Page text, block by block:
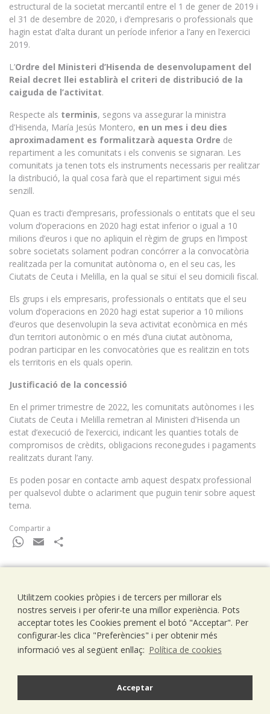
estructural de la societat mercantil entre el 1 de gener de 2019 i
el 31 de desembre de 2020, i d’empresaris o professionals que
hagin estat d’alta durant un període inferior a l’any en l’exercici
2019.
L’Ordre del Ministeri d’Hisenda de desenvolupament del
Reial decret llei establirà el criteri de distribució de la
caiguda de l’activitat.
Respecte als terminis, segons va assegurar la ministra
d’Hisenda, María Jesús Montero, en un mes i deu dies
aproximadament es formalitzarà aquesta Ordre de
repartiment a les comunitats i els convenis se signaran. Les
comunitats ja tenen tots els instruments necessaris per realitzar
la distribució, la qual cosa farà que el repartiment sigui més
senzill.
Quan es tracti d’empresaris, professionals o entitats que el seu
volum d’operacions en 2020 hagi estat inferior o igual a 10
milions d’euros i que no apliquin el règim de grups en l’impost
sobre societats solament podran concórrer a la convocatòria
realitzada per la comunitat autònoma o, en el seu cas, les
Ciutats de Ceuta i Melilla, en la qual se situï el seu domicili fiscal.
Els grups i els empresaris, professionals o entitats que el seu
volum d’operacions en 2020 hagi estat superior a 10 milions
d’euros que desenvolupin la seva activitat econòmica en més
d’un territori autonòmic o en més d’una ciutat autònoma,
podran participar en les convocatòries que es realitzin en tots
els territoris en els quals operin.
Justificació de la concessió
En el primer trimestre de 2022, les comunitats autònomes i les
Ciutats de Ceuta i Melilla remetran al Ministeri d’Hisenda un
estat d’execució de l’exercici, indicant les quanties totals de
compromisos de crèdits, obligacions reconegudes i pagaments
realitzats durant l’any.
Es poden posar en contacte amb aquest despatx professional
per qualsevol dubte o aclariment que puguin tenir sobre aquest
tema.
Compartir a
WhatsApp
Email
Ramells Ramoneda
Assessors - Consultors
C/ Balmes 203, 1º 1ª
08006 Barcelona
T..93 238 79 26
Utilitzem cookies pròpies i de tercers per millorar els
nostres serveis i per oferir-te una millor experiència. Pots
acceptar totes les Cookies prement el botó "Acceptar". Per
configurar-les clica "Preferències" i per obtenir més
informació ves al següent enllaç: Política de cookies
Acceptar